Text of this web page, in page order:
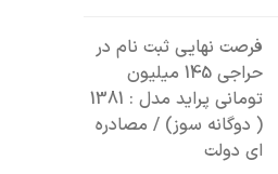
فرصت نهایی ثبت نام در
حراجی 145 میلیون
تومانی پراید مدل : 1381
( دوگانه سوز) / مصادره
ای دولت